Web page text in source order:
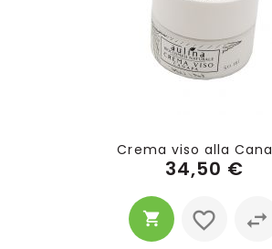
Crema viso alla
34,50 €